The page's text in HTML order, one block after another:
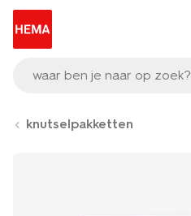
waar ben je naar op zoek?
knutselpakketten